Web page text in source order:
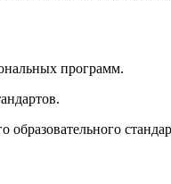
программ.